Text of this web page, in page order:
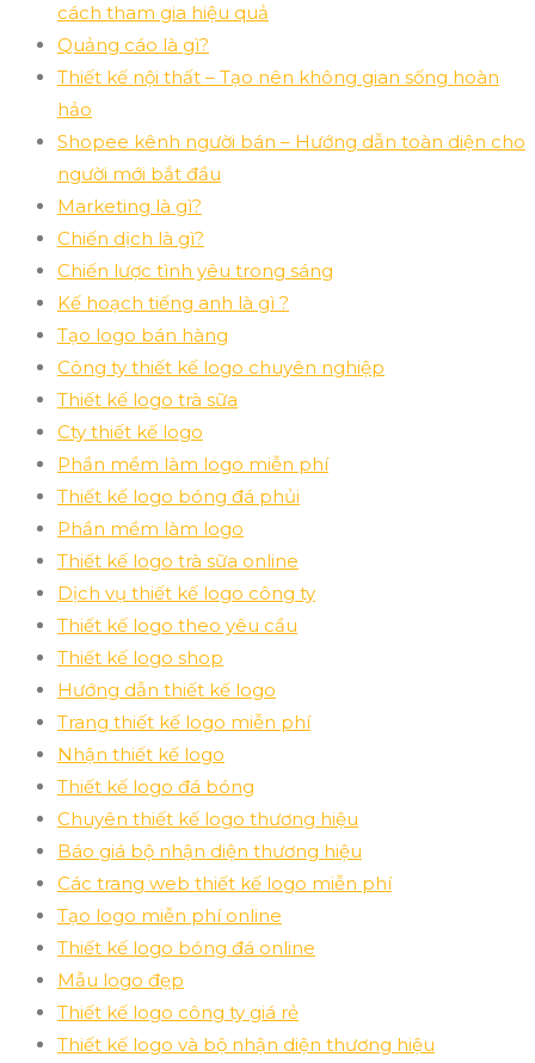
cách tham gia hiệu quả
Quảng cáo là gì?
Thiết kế nội thất – Tạo nên không gian sống hoàn
hảo
Shopee kênh người bán – Hướng dẫn toàn diện cho
người mới bắt đầu
Marketing là gì?
Chiến dịch là gì?
Chiến lược tình yêu trong sáng
Kế hoạch tiếng anh là gì ?
Tạo logo bán hàng
Công ty thiết kế logo chuyên nghiệp
Thiết kế logo trà sữa
Cty thiết kế logo
Phần mềm làm logo miễn phí
Thiết kế logo bóng đá phủi
Phần mềm làm logo
Thiết kế logo trà sữa online
Dịch vụ thiết kế logo công ty
Thiết kế logo theo yêu cầu
Thiết kế logo shop
Hướng dẫn thiết kế logo
Trang thiết kế logo miễn phí
Nhận thiết kế logo
Thiết kế logo đá bóng
Chuyên thiết kế logo thương hiệu
Báo giá bộ nhận diện thương hiệu
Các trang web thiết kế logo miễn phí
Tạo logo miễn phí online
Thiết kế logo bóng đá online
Mẫu logo đẹp
Thiết kế logo công ty giá rẻ
Thiết kế logo và bộ nhận diện thương hiệu